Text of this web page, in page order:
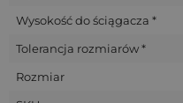
Wysokość do ściągacza *
Tolerancja rozmiarów *
Rozmiar